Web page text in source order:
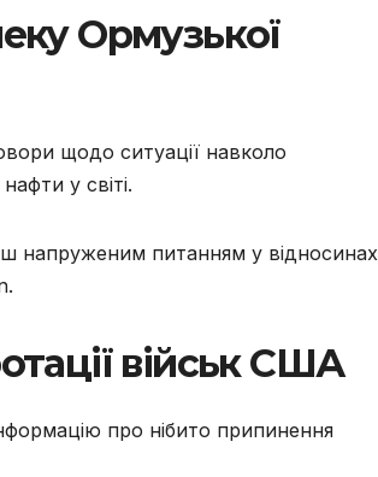
Ормузької
щодо ситуації навколо
у світі.
напруженим питанням у відносинах
військ США
про нібито припинення